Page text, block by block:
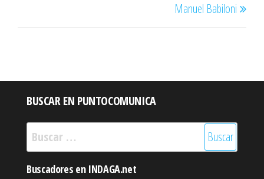
Manuel Babiloni
BUSCAR EN PUNTOCOMUNICA
Buscar:
Buscadores en INDAGA.net